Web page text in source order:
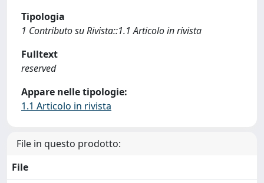
Tipologia
1 Contributo su Rivista::1.1 Articolo in rivista
Fulltext
reserved
Appare nelle tipologie:
1.1 Articolo in rivista
File in questo prodotto:
File